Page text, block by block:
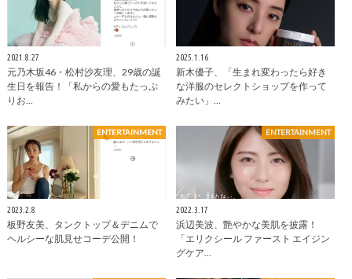
2021.8.27
元乃木坂46・松村沙友理、29歳の誕
生日を報告！「私からの愛もたっぷ
りお…
2025.1.16
新木優子、「生まれ変わったら好き
な洋服のセレクトショップを作って
みたい」…
ENTERTAINMENT
2023.2.8
板野友美、タンクトップ＆デニムで
ヘルシーな肌見せコーデ公開！
ENTERTAINMENT
2022.3.17
浜辺美波、艶やかな美肌を披露！
「エリクシール ファースト エイジン
グケア…